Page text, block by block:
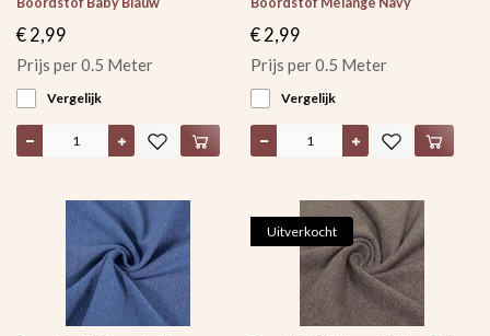
€ 2,99
Prijs per 0.5 Meter
Vergelijk
€ 2,99
Prijs per 0.5 Meter
Vergelijk
Uitverkocht